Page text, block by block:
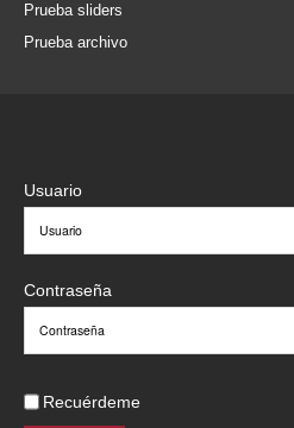
Prueba sliders
Prueba archivo
Usuario
Contraseña
Recuérdeme